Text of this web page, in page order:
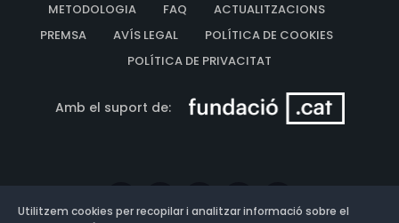
METODOLOGIA FAQ
ACTUALITZACIONS
PREMSA
AVÍS LEGAL
POLÍTICA DE COOKIES
POLÍTICA DE PRIVACITAT
Amb el suport de:
Utilitzem cookies per recopilar i analitzar informació sobre el